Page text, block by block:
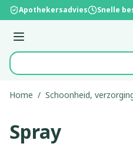
Ga naar de inhoud
Apothekersadvies Snelle
Menu
Product, merk, categorie...
Home / Schoonheid,
Spray